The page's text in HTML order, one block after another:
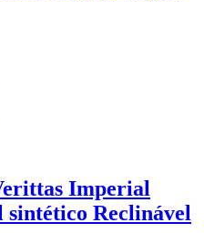
Imperial
Reclinável